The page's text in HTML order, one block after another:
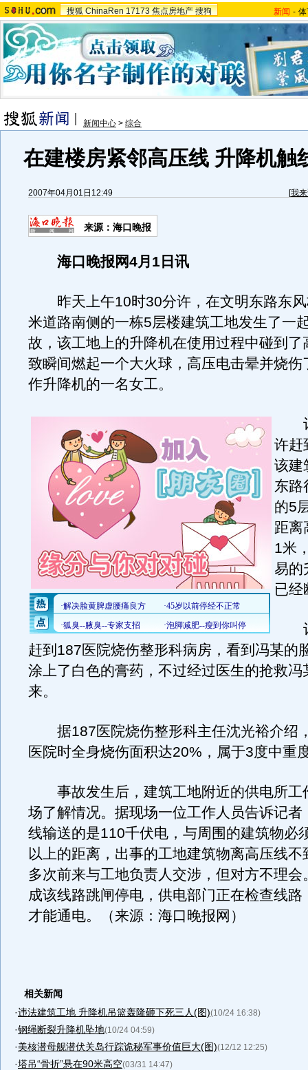
搜狐 ChinaRen 17173 焦点房地产 搜狗 新闻 -
新闻中心 > 综合
在建楼房紧邻高压线 升降机触
2007年04月01日12:49 [我
来源：海口晚报
海口晚报网4月1日讯
昨天上午10时30分许，在文明东路东风
米道路南侧的一栋5层楼建筑工地发生了一
故，该工地上的升降机在使用过程中碰到了
致瞬间燃起一个大火球，高压电击晕并烧伤
作升降机的一名女工。
记
许赶
该建
东路
的5
距离
1米
易的
已经
记
赶到187医院烧伤整形科病房，看到冯某的
涂上了白色的膏药，不过经过医生的抢救冯
来。
据187医院烧伤整形科主任沈光裕介绍
医院时全身烧伤面积达20%，属于3度中重
事故发生后，建筑工地附近的供电所工
场了解情况。据现场一位工作人员告诉记者
线输送的是110千伏电，与周围的建筑物必
以上的距离，出事的工地建筑物离高压线不
多次前来与工地负责人交涉，但对方不理会
成该线路跳闸停电，供电部门正在检查线路
才能通电。（来源：海口晚报网）
相关新闻
·违法建筑工地 升降机吊篮轰隆砸下死三人(图)(10/24 16:38)
·钢绳断裂升降机坠地(10/24 04:59)
·美核潜母舰潜伏关岛行踪诡秘军事价值巨大(图)(12/12 12:25)
·塔吊“骨折”悬在90米高空(03/31 14:47)